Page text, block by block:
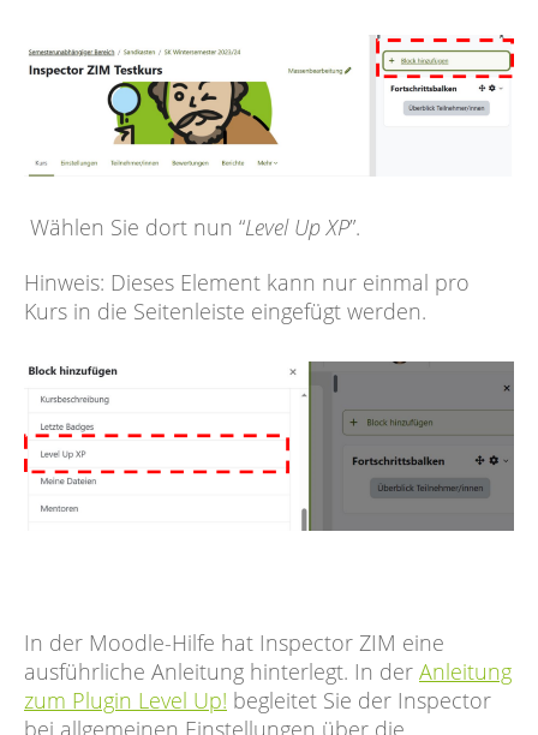
Wählen Sie dort nun “Level Up XP”.
Hinweis: Dieses Element kann nur einmal pro
Kurs in die Seitenleiste eingefügt werden.
In der Moodle-Hilfe hat Inspector ZIM eine
ausführliche Anleitung hinterlegt. In der Anleitung
zum Plugin Level Up! begleitet Sie der Inspector
bei allgemeinen Einstellungen über die